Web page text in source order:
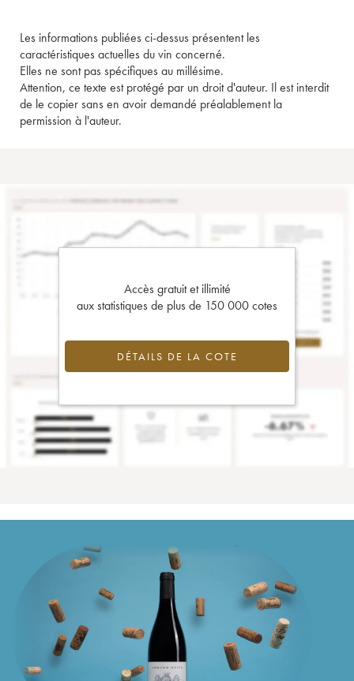
Les informations publiées ci-dessus présentent les
caractéristiques actuelles du vin concerné.
Elles ne sont pas spécifiques au millésime.
Attention, ce texte est protégé par un droit d'auteur. Il est interdit
de le copier sans en avoir demandé préalablement la
permission à l'auteur.
Accès gratuit et illimité
aux statistiques de plus de 150 000 cotes
DÉTAILS DE LA COTE